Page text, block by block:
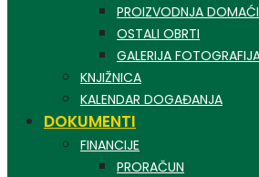
PROIZVODNJA
OSTALI OBRTI
GALERIJA
KNJIŽNICA
KALENDAR DOGAĐANJA
DOKUMENTI
FINANCIJE
PRORAČUN